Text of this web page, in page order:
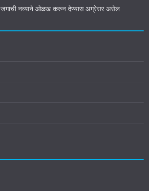
जगाची नव्याने ओळख करुन देण्यास अग्रेसर असेल